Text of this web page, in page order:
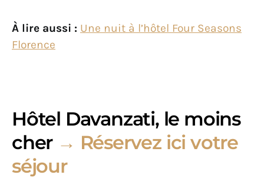
À lire aussi : Une nuit à l’hôtel Four Seasons
Florence
Hôtel Davanzati, le moins
cher → Réservez ici votre
séjour